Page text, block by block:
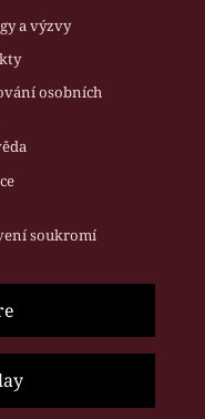
a výzvy
osobních
soukromí